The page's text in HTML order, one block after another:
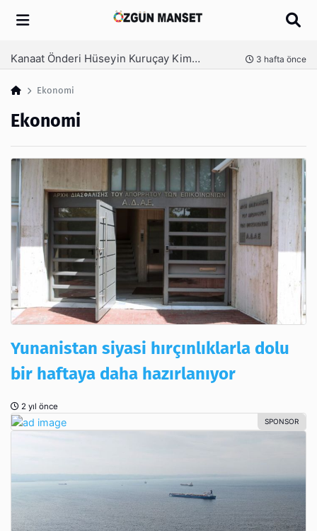
Arama
Kanaat Önderi Hüseyin Kuruçay Kimdir? 3 hafta önce
Ekonomi
Ekonomi
Yunanistan siyasi hırçınlıklarla dolu
bir haftaya daha hazırlanıyor
2 yıl önce